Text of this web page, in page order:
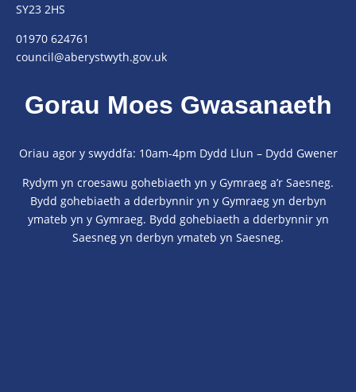
SY23 2HS
01970 624761
council@aberystwyth.gov.uk
Gorau Moes Gwasanaeth
Oriau agor y swyddfa: 10am-4pm Dydd Llun – Dydd Gwener
Rydym yn croesawu gohebiaeth yn y Gymraeg a’r Saesneg.
Bydd gohebiaeth a dderbynnir yn y Gymraeg yn derbyn
ymateb yn y Gymraeg. Bydd gohebiaeth a dderbynnir yn
Saesneg yn derbyn ymateb yn Saesneg.